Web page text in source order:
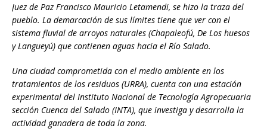
Juez de Paz Francisco Mauricio Letamendi, se hizo la traza del
pueblo. La demarcación de sus límites tiene que ver con el
sistema fluvial de arroyos naturales (Chapaleofú, De Los huesos
y Langueyú) que contienen aguas hacia el Río Salado.
Una ciudad comprometida con el medio ambiente en los
tratamientos de los residuos (URRA), cuenta con una estación
experimental del Instituto Nacional de Tecnología Agropecuaria
sección Cuenca del Salado (INTA), que investiga y desarrolla la
actividad ganadera de toda la zona.